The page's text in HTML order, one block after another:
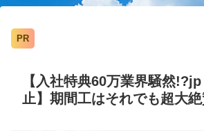
PR
【入社特典60万業界騒然
止】期間工はそれでも超大絶